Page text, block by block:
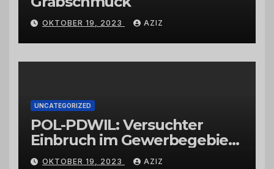
OKTOBER 19, 2023 AZIZ
UNCATEGORIZED
POL-PDWIL: Versuchter
Einbruch im Gewerbegebiet
Wittlich
OKTOBER 19, 2023 AZIZ